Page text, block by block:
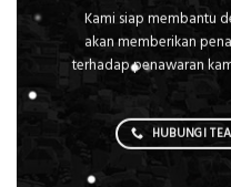
Kami siap membantu
akan memberikan
terhadap penawaran
HUBUNGI